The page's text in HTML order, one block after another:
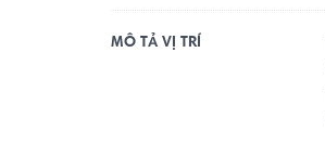
MÔ TẢ VỊ TRÍ